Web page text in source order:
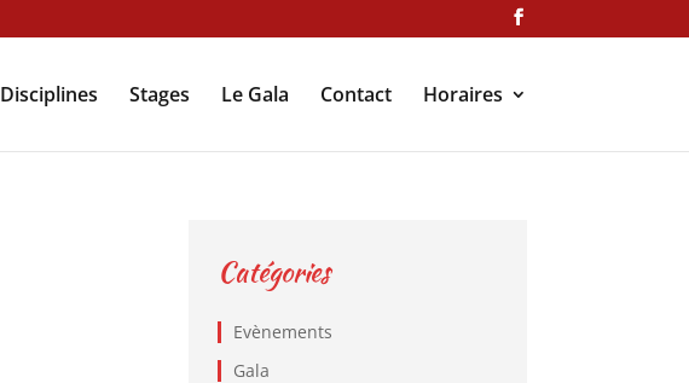
Disciplines Stages Le Gala Contact Horaires
Catégories
Evènements
Gala